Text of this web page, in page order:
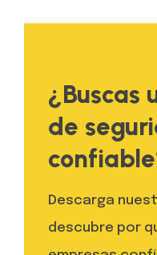
¿Buscas
de
Descarga
descubre por